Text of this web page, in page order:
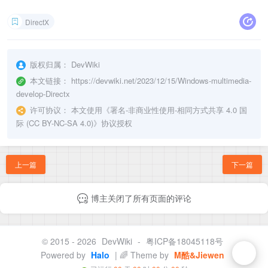
DirectX
版权归属： DevWiki
本文链接： https://devwiki.net/2023/12/15/Windows-multimedia-
develop-Directx
许可协议： 本文使用《署名-非商业性使用-相同方式共享 4.0 国
际 (CC BY-NC-SA 4.0)》协议授权
上一篇 下一篇
博主关闭了所有页面的评论
© 2015 - 2026 DevWiki - 粤ICP备18045118号
Powered by Halo | 🌈 Theme by M酷&Jiewen